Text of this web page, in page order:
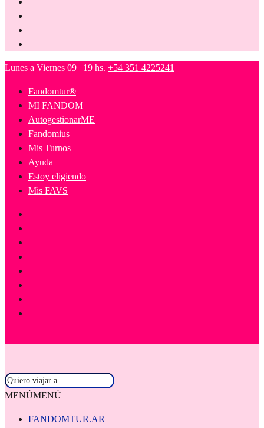
Lunes a Viernes 09 | 19 hs. +54 351 4225241
Fandomtur®
MI FANDOM
AutogestionarME
Fandomius
Mis Turnos
Ayuda
Estoy eligiendo
Mis FAVS
MENÚMENÚ
FANDOMTUR.AR